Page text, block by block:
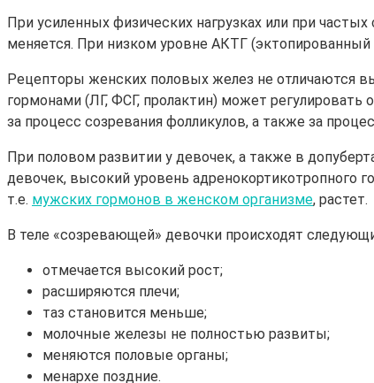
При усиленных физических нагрузках или при
меняется. При низком уровне АКТГ
Рецепторы женских половых желез не отличаются
гормонами (ЛГ, ФСГ, пролактин) может
за процесс созревания фолликулов, а также за
При половом развитии у девочек, а также в
девочек, высокий уровень адренокортикотропного
т.е. мужских гормонов в женском организме, растет.
В теле «созревающей» девочки происходят
отмечается высокий рост;
расширяются плечи;
таз становится меньше;
молочные железы не полностью развиты;
меняются половые органы;
менархе поздние.